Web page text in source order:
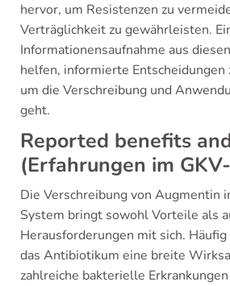
hervor, um Resistenzen zu
Verträglichkeit zu gewährleisten.
Informationensaufnahme aus
helfen, informierte Entscheidungen
um die Verschreibung und
geht.
Reported benefits
(Erfahrungen im
Die Verschreibung von Augmentin
System bringt sowohl Vorteile als
Herausforderungen mit sich.
das Antibiotikum eine breite
zahlreiche bakterielle